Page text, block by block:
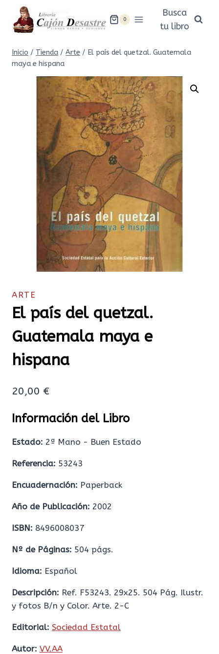
Saltar
contenido
0
Busca
tu libro
Inicio / Tienda / Arte / El país del quetzal. Guatemala
maya e hispana
ARTE
El país del quetzal.
Guatemala maya e
hispana
20,00 €
Información del Libro
Estado: 2ª Mano - Buen Estado
Referencia: 53243
Encuadernación: Paperback
Año de Publicación: 2002
ISBN: 8496008037
Nº de Páginas: 504 págs.
Idioma: Español
Descripción: Ref. F53243. 29x25. 504 Pág. Ilustr.
y fotos B/n y Color. Arte. 2-C
Editorial: Sociedad Estatal
Autor: VV.AA